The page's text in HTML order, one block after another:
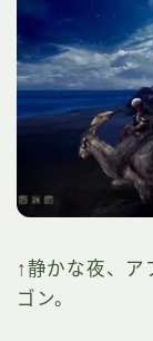
↑静かな夜、ア
ゴン。